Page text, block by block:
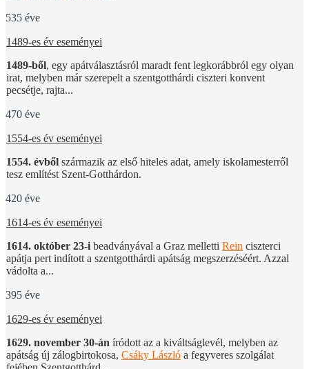
535 éve
1489-es év eseményei
1489-ből, egy apátválasztásról maradt fent legkorábbról egy olyan
irat, melyben már szerepelt a szentgotthárdi ciszteri konvent
pecsétje, rajta...
470 éve
1554-es év eseményei
1554. évből származik az első hiteles adat, amely iskolamesterről
tesz említést Szent-Gotthárdon.
420 éve
1614-es év eseményei
1614. október 23-i beadványával a Graz melletti Rein ciszterci
apátja pert indított a szentgotthárdi apátság megszerzéséért. Azzal
vádolta a...
395 éve
1629-es év eseményei
1629. november 30-án íródott az a kiváltságlevél, melyben az
apátság új zálogbirtokosa, Csáky László a fegyveres szolgálat